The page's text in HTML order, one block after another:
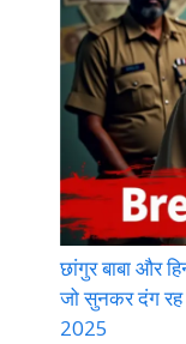
छांगुर बाबा और
जो सुनकर दंग
2025